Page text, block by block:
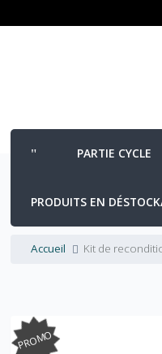
PARTIE CYCLE
PRODUITS EN
Accueil Kit de
PROMO